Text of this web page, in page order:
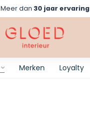
Meer dan 30 jaar ervaring
Merken Loyalty